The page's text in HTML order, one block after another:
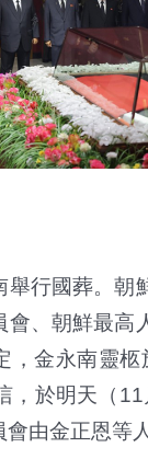
行國葬。朝
會、朝鮮最高
，金永南靈
，於明天（
由金正恩等